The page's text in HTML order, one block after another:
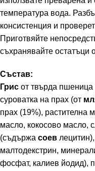
температура вода.
консистенция и
Приготвяйте
съхранявайте остатъци
Състав:
Грис от твърда
суроватка на прах (от
прах (19%), растителна
масло, кокосово масло,
(съдържа соев
малтодекстрин,
фосфат, калиев йодид),